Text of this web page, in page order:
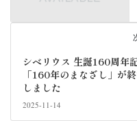
シベリウス 生誕160周年
「160年のまなざし」が
しました
2025-11-14